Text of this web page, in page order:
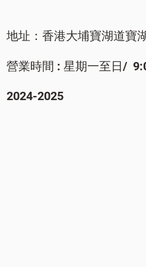
地址：香港大埔寶湖道寶
營業時間 : 星期一至日/
​2024-2025